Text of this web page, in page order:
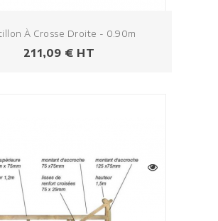
À Crosse Droite - 0.90m
Prezzo
211,09 € HT